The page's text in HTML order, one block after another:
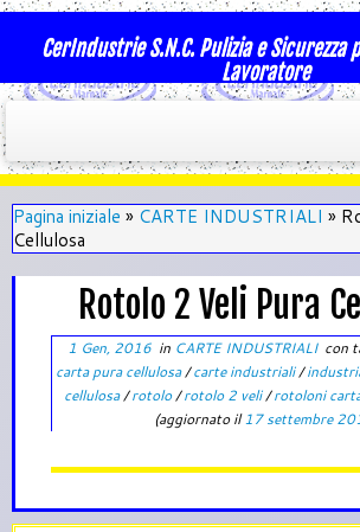
CerIndustrie S.N.C. Pulizia e Sicurezza
Lavoratore
Pagina iniziale » CARTE INDUSTRIALI »
Cellulosa
Rotolo 2 Veli Pura
1 Gen, 2016 in CARTE INDUSTRIALI con
carta pura cellulosa/carte industriali/
cellulosa/rotolo/rotolo 2 veli/rotoloni
(aggiornato il17 settembre